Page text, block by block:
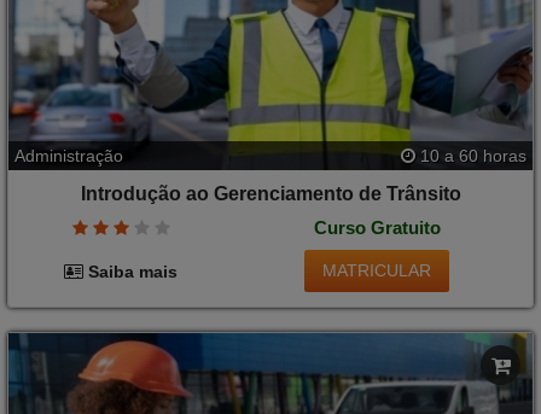
Administração 10 a 60 horas
Introdução ao Gerenciamento de Trânsito
Curso Gratuito
Saiba mais MATRICULAR